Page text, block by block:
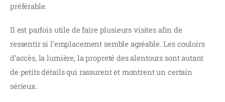
préférable.
Il est parfois utile de faire plusieurs visites afin de
ressentir si l’emplacement semble agréable. Les couloirs
d’accès, la lumière, la propreté des alentours sont autant
de petits détails qui rassurent et montrent un certain
sérieux.